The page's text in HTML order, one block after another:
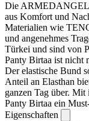
Die
aus Komfort und
Materialien wie
und angenehmes
Türkei und sind von
Panty Birtaa ist nicht
Der elastische Bund
Anteil an Elasthan
ganzen Tag über.
Panty Birtaa ein
Eigenschaften